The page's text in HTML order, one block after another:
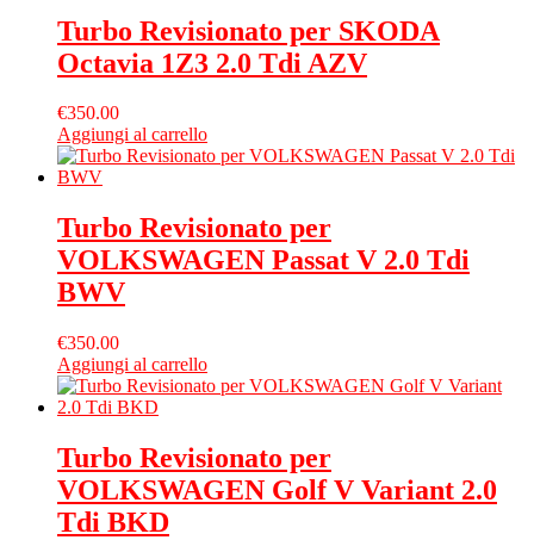
Turbo Revisionato per SKODA
Octavia 1Z3 2.0 Tdi AZV
€350.00
Aggiungi al carrello
Turbo Revisionato per
VOLKSWAGEN Passat V 2.0 Tdi
BWV
€350.00
Aggiungi al carrello
Turbo Revisionato per
VOLKSWAGEN Golf V Variant 2.0
Tdi BKD